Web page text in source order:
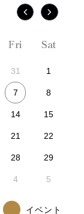
Fri Sat
31 1
7 8
14 15
21 22
28 29
4 5
イベント